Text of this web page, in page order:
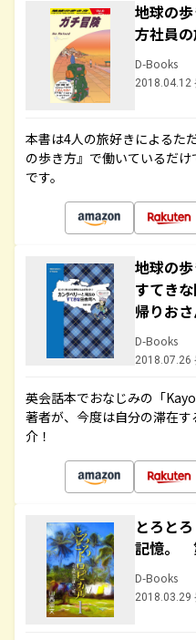
地球の
方社員
D-Books
2018.04.12
本書は4人の旅好きによるた
の歩き方』で働いているだ
です。
地球の
すてき
帰りお
D-Books
2018.07.26
英会話本でおなじみの「
著者が、今度は自分の滞在
介！
とろと
記憶。
D-Books
2018.03.29